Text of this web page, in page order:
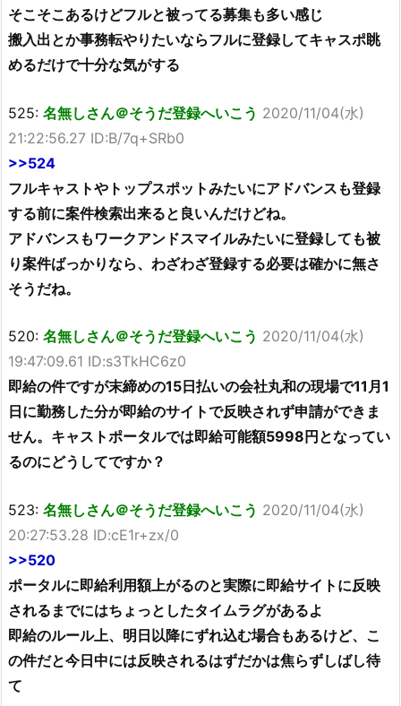
そこそこあるけどフルと被ってる募集も多い感じ
搬入出とか事務転やりたいならフルに登録してキャスポ眺
めるだけで十分な気がする
525: 名無しさん＠そうだ登録へいこう 2020/11/04(水)
21:22:56.27 ID:B/7q+SRb0
>>524
フルキャストやトップスポットみたいにアドバンスも登録
する前に案件検索出来ると良いんだけどね。
アドバンスもワークアンドスマイルみたいに登録しても被
り案件ばっかりなら、わざわざ登録する必要は確かに無さ
そうだね。
520: 名無しさん＠そうだ登録へいこう 2020/11/04(水)
19:47:09.61 ID:s3TkHC6z0
即給の件ですが末締めの15日払いの会社丸和の現場で11月1
日に勤務した分が即給のサイトで反映されず申請ができま
せん。キャストポータルでは即給可能額5998円となってい
るのにどうしてですか？
523: 名無しさん＠そうだ登録へいこう 2020/11/04(水)
20:27:53.28 ID:cE1r+zx/0
>>520
ポータルに即給利用額上がるのと実際に即給サイトに反映
されるまでにはちょっとしたタイムラグがあるよ
即給のルール上、明日以降にずれ込む場合もあるけど、こ
の件だと今日中には反映されるはずだかは焦らずしばし待
て